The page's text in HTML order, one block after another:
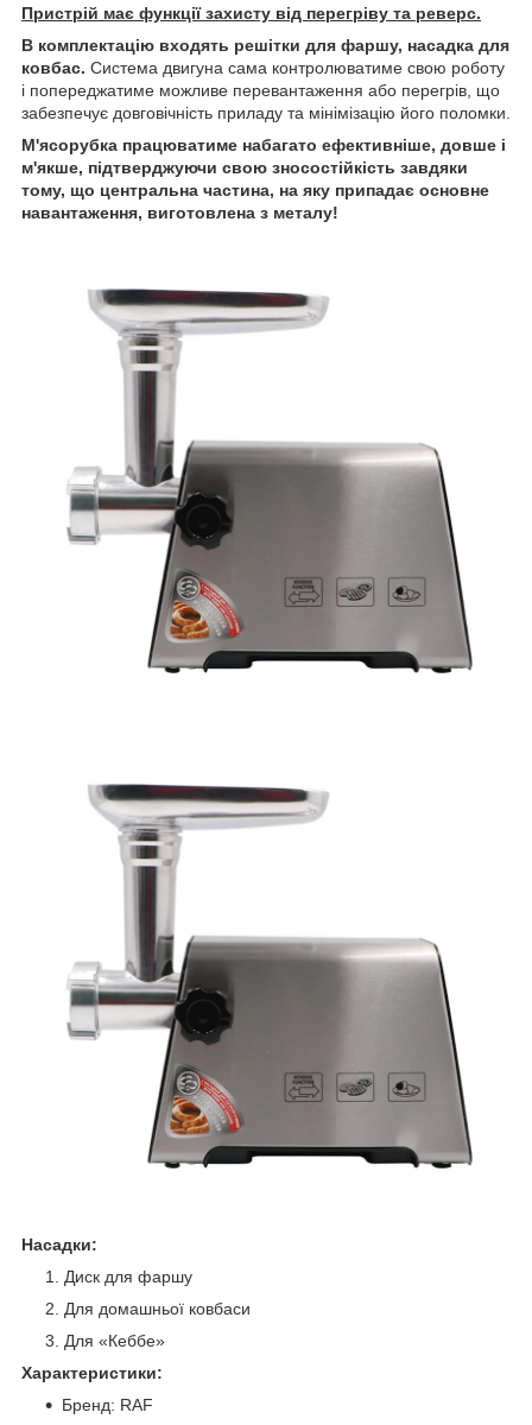
Пристрій має функції захисту від перегріву та реверс.
В комплектацію входять решітки для фаршу, насадка для
ковбас. Система двигуна сама контролюватиме свою роботу
і попереджатиме можливе перевантаження або перегрів, що
забезпечує довговічність приладу та мінімізацію його поломки.
М'ясорубка працюватиме набагато ефективніше, довше і
м'якше, підтверджуючи свою зносостійкість завдяки
тому, що центральна частина, на яку припадає основне
навантаження, виготовлена з металу!
Насадки:
Диск для фаршу
Для домашньої ковбаси
Для «Кеббе»
Характеристики:
Бренд: RAF